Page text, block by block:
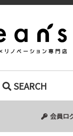
SEARCH
中古マンション
中古一戸建て
新築一戸建て
土地
会員ロ